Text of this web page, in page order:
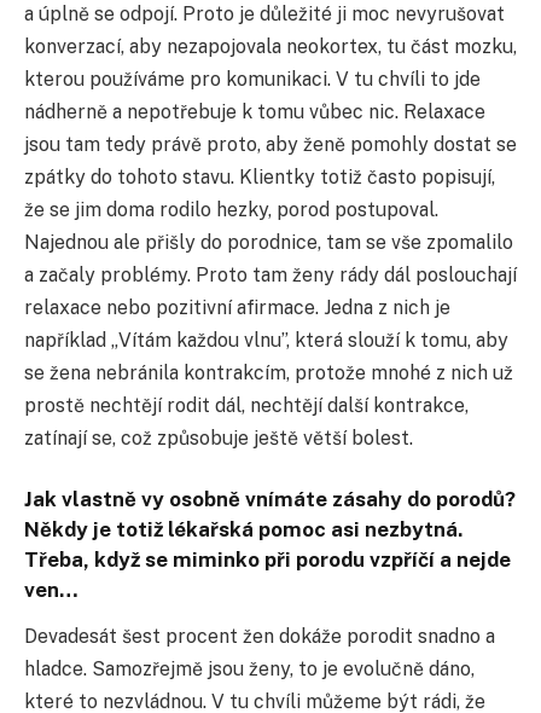
a úplně se odpojí. Proto je důležité ji moc nevyrušovat
konverzací, aby nezapojovala neokortex, tu část mozku,
kterou používáme pro komunikaci. V tu chvíli to jde
nádherně a nepotřebuje k tomu vůbec nic. Relaxace
jsou tam tedy právě proto, aby ženě pomohly dostat se
zpátky do tohoto stavu. Klientky totiž často popisují,
že se jim doma rodilo hezky, porod postupoval.
Najednou ale přišly do porodnice, tam se vše zpomalilo
a začaly problémy. Proto tam ženy rády dál poslouchají
relaxace nebo pozitivní afirmace. Jedna z nich je
například „Vítám každou vlnu”, která slouží k tomu, aby
se žena nebránila kontrakcím, protože mnohé z nich už
prostě nechtějí rodit dál, nechtějí další kontrakce,
zatínají se, což způsobuje ještě větší bolest.
Jak vlastně vy osobně vnímáte zásahy do porodů?
Někdy je totiž lékařská pomoc asi nezbytná.
Třeba, když se miminko při porodu vzpříčí a nejde
ven…
Devadesát šest procent žen dokáže porodit snadno a
hladce. Samozřejmě jsou ženy, to je evolučně dáno,
které to nezvládnou. V tu chvíli můžeme být rádi, že